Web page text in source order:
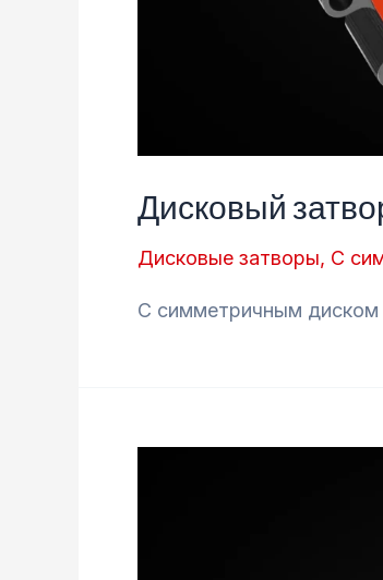
Дисковый
Дисковые затворы, С
С симметричным диском